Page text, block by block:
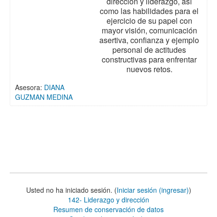
como las habilidades para el
ejercicio de su papel con
mayor visión, comunicación
asertiva, confianza y ejemplo
personal de actitudes
constructivas para enfrentar
nuevos retos.
Asesora: DIANA
GUZMAN MEDINA
Usted no ha iniciado sesión. (Iniciar sesión (ingresar))
142- Liderazgo y dirección
Resumen de conservación de datos